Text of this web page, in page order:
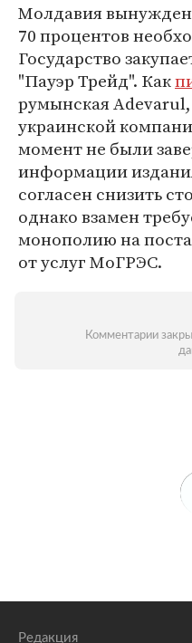
Молдавия
70 процентов
Государство
"Пауэр Трейд". Как
румынская
украинской
момент не были
информации
согласен снизить
однако взамен
монополию на
от услуг МоГРЭС.
Комментарии
Редакция